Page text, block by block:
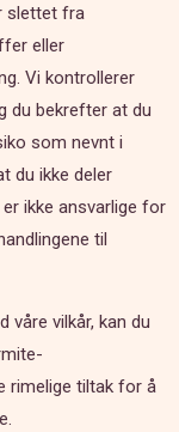
slettet fra
eller
Vi kontrollerer
du bekrefter at du
som nevnt i
du ikke deler
ikke ansvarlige for
til
våre vilkår, kan du
rimelige tiltak for å